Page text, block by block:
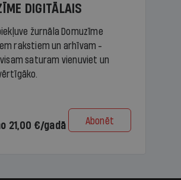
DIGITĀLAIS
žurnāla Domuzīme
rakstiem un arhīvam -
saturam vienuviet un
21,00 €/gadā Abonēt